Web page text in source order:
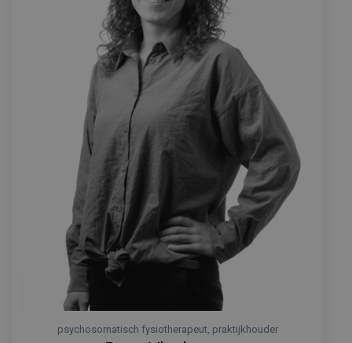
psychosomatisch fysiotherapeut, praktijkhouder